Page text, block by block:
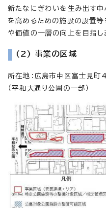
新たなにぎわいを生み出す
を高めるための施設の設置等
や価値の一層の向上を目指し
(2) 事業の区域
所在地：広島市中区富士見
（平和大通り公園の一部）